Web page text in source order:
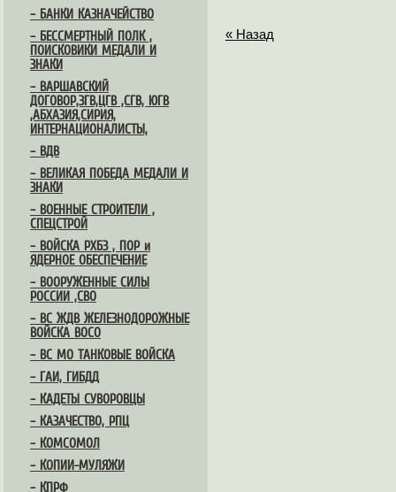
– БАНКИ КАЗНАЧЕЙСТВО
– БЕССМЕРТНЫЙ ПОЛК ,
ПОИСКОВИКИ МЕДАЛИ И
ЗНАКИ
– ВАРШАВСКИЙ
ДОГОВОР,ЗГВ,ЦГВ ,СГВ, ЮГВ
,АБХАЗИЯ,СИРИЯ,
ИНТЕРНАЦИОНАЛИСТЫ,
– ВДВ
– ВЕЛИКАЯ ПОБЕДА МЕДАЛИ И
ЗНАКИ
– ВОЕННЫЕ СТРОИТЕЛИ ,
СПЕЦСТРОЙ
– ВОЙСКА РХБЗ , ПОР и
ЯДЕРНОЕ ОБЕСПЕЧЕНИЕ
– ВООРУЖЕННЫЕ СИЛЫ
РОССИИ ,СВО
– ВС ЖДВ ЖЕЛЕЗНОДОРОЖНЫЕ
ВОЙСКА ВОСО
– ВС МО ТАНКОВЫЕ ВОЙСКА
– ГАИ, ГИБДД
– КАДЕТЫ СУВОРОВЦЫ
– КАЗАЧЕСТВО, РПЦ
– КОМСОМОЛ
– КОПИИ-МУЛЯЖИ
– КПРФ
« Назад